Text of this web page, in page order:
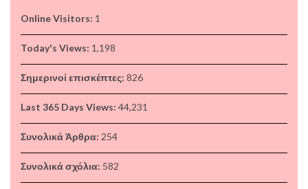
Online Visitors: 1
Today's Views: 1,198
Σημερινοί επισκέπτες: 826
Last 365 Days Views: 44,231
Συνολικά Άρθρα: 254
Συνολικά σχόλια: 582